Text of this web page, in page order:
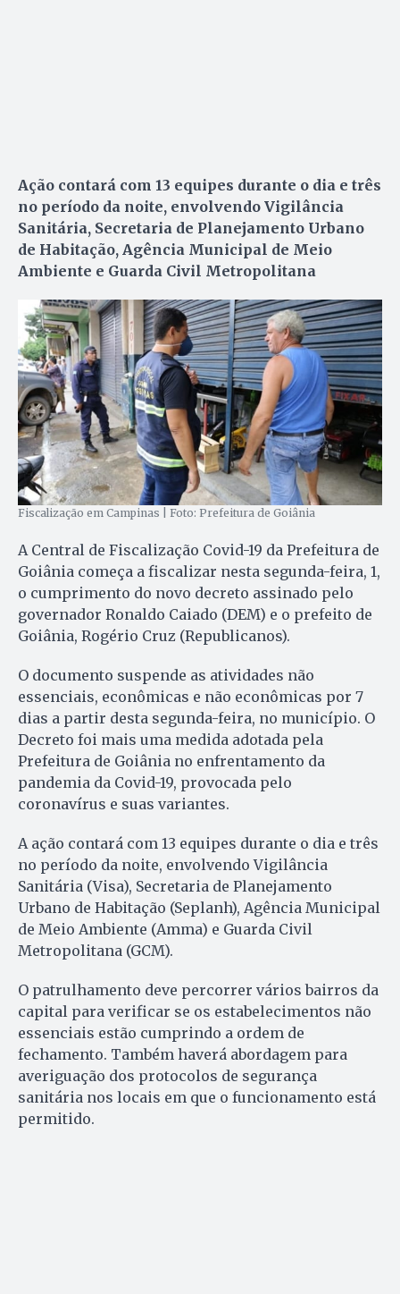
Ação contará com 13 equipes durante o dia e três
no período da noite, envolvendo Vigilância
Sanitária, Secretaria de Planejamento Urbano
de Habitação, Agência Municipal de Meio
Ambiente e Guarda Civil Metropolitana
Fiscalização em Campinas | Foto: Prefeitura de Goiânia
A Central de Fiscalização Covid-19 da Prefeitura de
Goiânia começa a fiscalizar nesta segunda-feira, 1,
o cumprimento do novo decreto assinado pelo
governador Ronaldo Caiado (DEM) e o prefeito de
Goiânia, Rogério Cruz (Republicanos).
O documento suspende as atividades não
essenciais, econômicas e não econômicas por 7
dias a partir desta segunda-feira, no município. O
Decreto foi mais uma medida adotada pela
Prefeitura de Goiânia no enfrentamento da
pandemia da Covid-19, provocada pelo
coronavírus e suas variantes.
A ação contará com 13 equipes durante o dia e três
no período da noite, envolvendo Vigilância
Sanitária (Visa), Secretaria de Planejamento
Urbano de Habitação (Seplanh), Agência Municipal
de Meio Ambiente (Amma) e Guarda Civil
Metropolitana (GCM).
O patrulhamento deve percorrer vários bairros da
capital para verificar se os estabelecimentos não
essenciais estão cumprindo a ordem de
fechamento. Também haverá abordagem para
averiguação dos protocolos de segurança
sanitária nos locais em que o funcionamento está
permitido.